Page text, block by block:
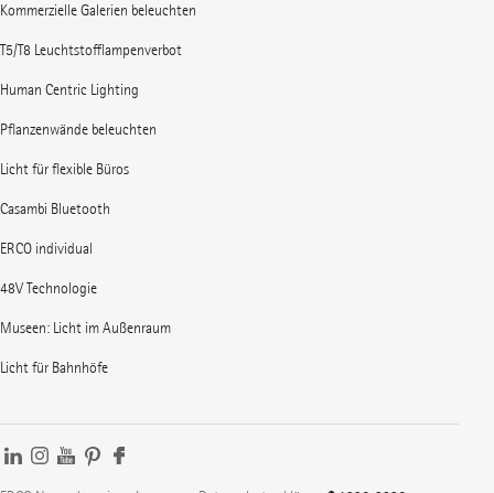
Kommerzielle Galerien beleuchten
T5/T8 Leuchtstofflampenverbot
Human Centric Lighting
Pflanzenwände beleuchten
Licht für flexible Büros
Casambi Bluetooth
ERCO individual
48V Technologie
Museen: Licht im Außenraum
Licht für Bahnhöfe